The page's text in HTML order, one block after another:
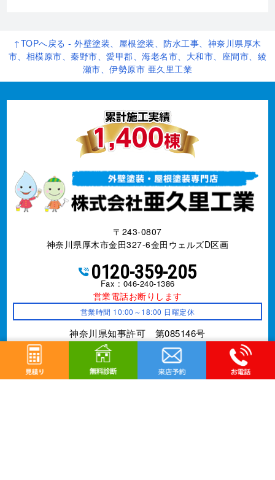
↑TOPへ戻る - 外壁塗装、屋根塗装、防水工事、神奈川県厚木
市、相模原市、秦野市、愛甲郡、海老名市、大和市、座間市、綾
瀬市、伊勢原市 亜久里工業
〒243-0807
神奈川県厚木市金田327-6金田ウェルズD区画
0120-359-205
Fax : 046-240-1386
営業電話お断りします
営業時間 10:00～18:00 日曜定休
神奈川県知事許可 第085146号
外壁改修工事、塗装工事⼀式、防水工事、シーリング